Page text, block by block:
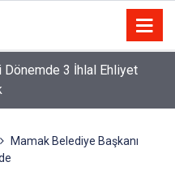
Dönemde 3 İhlal Ehliyet
Mamak Belediye Başkanı